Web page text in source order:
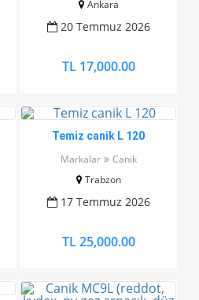
Ankara
20 Temmuz 2026
TL 17,000.00
Temiz canik L 120
Markalar
Canik
Trabzon
17 Temmuz 2026
TL 25,000.00